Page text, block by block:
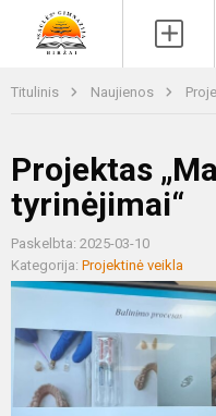
Titulinis Naujienos
Projektas
tyrinėjimai“
Paskelbta: 2025-03-10
Kategorija: Projektinė veikla